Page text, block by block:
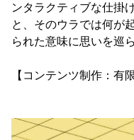
ンタラクティブな仕掛
と、そのウラでは何が
られた意味に思いを巡
【コンテンツ制作：有